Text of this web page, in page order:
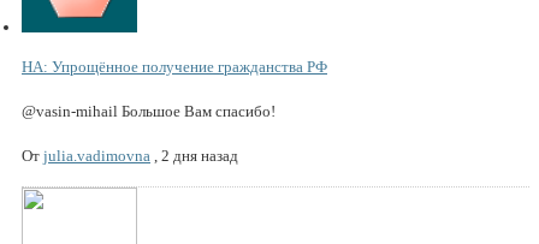
НА: Упрощённое получение гражданства РФ
@vasin-mihail Большое Вам спасибо!
От julia.vadimovna , 2 дня назад